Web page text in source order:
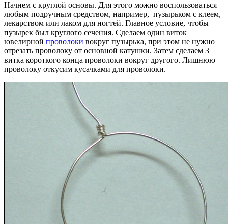
Начнем с круглой основы. Для этого можно воспользоваться
любым подручным средством, например, пузырьком с клеем,
лекарством или лаком для ногтей. Главное условие, чтобы
пузырек был круглого сечения. Сделаем один виток
ювелирной проволоки вокруг пузырька, при этом не нужно
отрезать проволоку от основной катушки. Затем сделаем 3
витка короткого конца проволоки вокруг другого. Лишнюю
проволоку откусим кусачками для проволоки.